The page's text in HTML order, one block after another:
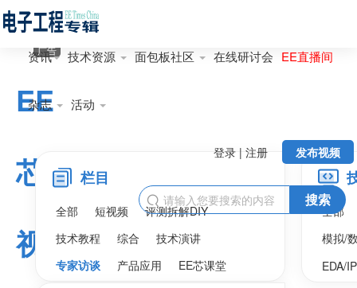
资讯 技术资源 面包板社区 在线研讨会 EE直播间
杂志 活动
发布视频
登录 | 注册
 搜索
EE
芯
视
广告
栏目
全部 短视频
评测拆解DIY
技术教程
综合
技术演讲
专家访谈
产品应用 EE芯课堂
全部
模拟/
EDA/